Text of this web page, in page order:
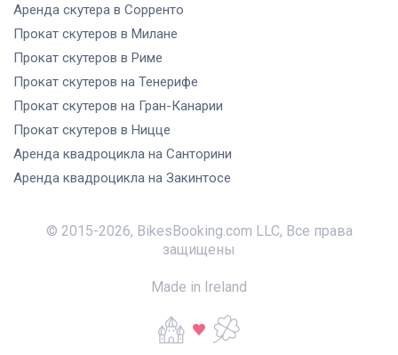
Аренда скутера в Сорренто
Прокат скутеров в Милане
Прокат скутеров в Риме
Прокат скутеров на Тенерифе
Прокат скутеров на Гран-Канарии
Прокат скутеров в Ницце
Аренда квадроцикла на Санторини
Аренда квадроцикла на Закинтосе
© 2015-2026, BikesBooking.com LLC, Все права
защищены
Made in Ireland